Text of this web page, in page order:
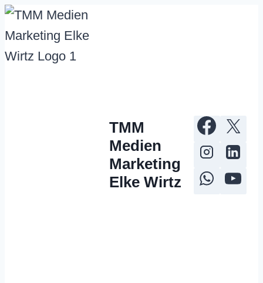
Zum
Inhalt
springen
TMM
Medien
Marketing
Elke Wirtz